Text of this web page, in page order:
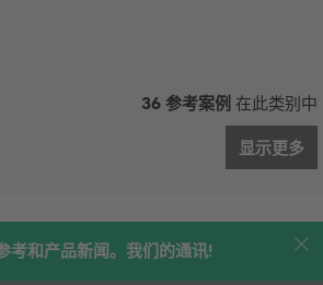
36 参考案例 在此类别中
显示更多
考和产品新闻。我们的通讯!